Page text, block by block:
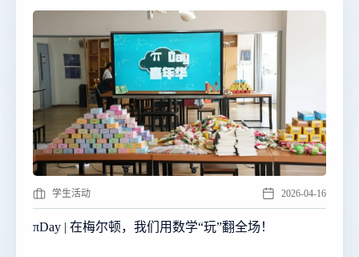
学生活动 2026-04-16
πDay | 在梅尔顿，我们用数学“玩”翻全场！